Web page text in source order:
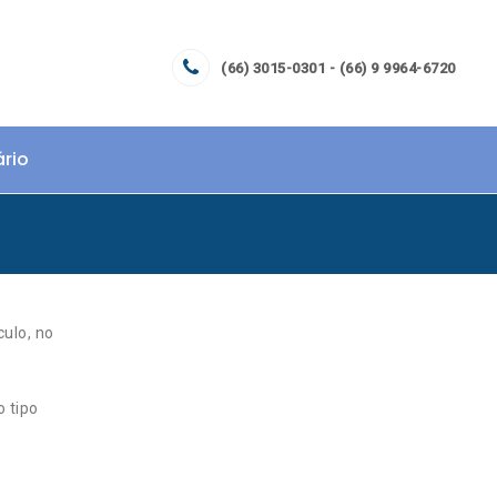
(66) 3015-0301 - (66) 9 9964-6720
no
tipo